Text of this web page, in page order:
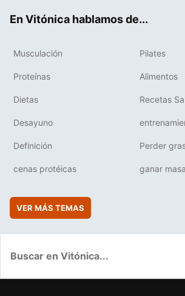
En Vitónica hablamos de...
Musculación Pilates
Proteínas Alimentos
Dietas Recetas
Desayuno
Definición Perder
cenas protéicas ganar
VER MÁS TEMAS